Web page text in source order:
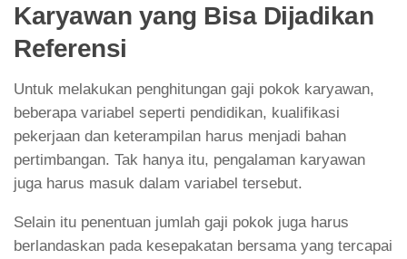
Karyawan yang Bisa Dijadikan
Referensi
Untuk melakukan penghitungan gaji pokok karyawan,
beberapa variabel seperti pendidikan, kualifikasi
pekerjaan dan keterampilan harus menjadi bahan
pertimbangan. Tak hanya itu, pengalaman karyawan
juga harus masuk dalam variabel tersebut.
Selain itu penentuan jumlah gaji pokok juga harus
berlandaskan pada kesepakatan bersama yang tercapai